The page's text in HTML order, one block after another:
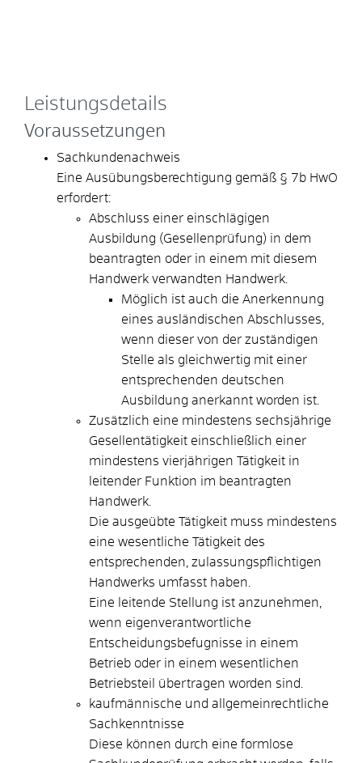
Leistungsdetails
Voraussetzungen
Sachkundenachweis
Eine Ausübungsberechtigung gemäß § 7b HwO
erfordert:
Abschluss einer einschlägigen
Ausbildung (Gesellenprüfung) in dem
beantragten oder in einem mit diesem
Handwerk verwandten Handwerk.
Möglich ist auch die Anerkennung
eines ausländischen Abschlusses,
wenn dieser von der zuständigen
Stelle als gleichwertig mit einer
entsprechenden deutschen
Ausbildung anerkannt worden ist.
Zusätzlich eine mindestens sechsjährige
Gesellentätigkeit einschließlich einer
mindestens vierjährigen Tätigkeit in
leitender Funktion im beantragten
Handwerk.
Die ausgeübte Tätigkeit muss mindestens
eine wesentliche Tätigkeit des
entsprechenden, zulassungspflichtigen
Handwerks umfasst haben.
Eine leitende Stellung ist anzunehmen,
wenn eigenverantwortliche
Entscheidungsbefugnisse in einem
Betrieb oder in einem wesentlichen
Betriebsteil übertragen worden sind.
kaufmännische und allgemeinrechtliche
Sachkenntnisse
Diese können durch eine formlose